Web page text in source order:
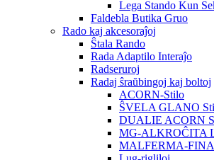
Lega Stando Kun
Faldebla Butika Gruo
Rado kaj akcesoraĵoj
Ŝtala Rando
Rada Adaptilo Interaĵo
Radseruroj
Radaj ŝraŭbingoj kaj boltoj
ACORN-Stilo
ŜVELA GLANO
DUALIE ACORN
MG-ALKROĈITA
MALFERMA-